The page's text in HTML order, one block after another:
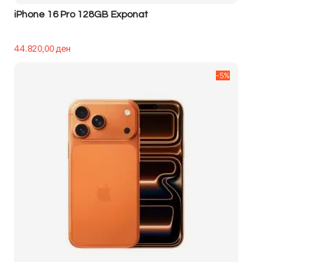
iPhone 16 Pro 128GB Exponat
44.820,00ден
-5%